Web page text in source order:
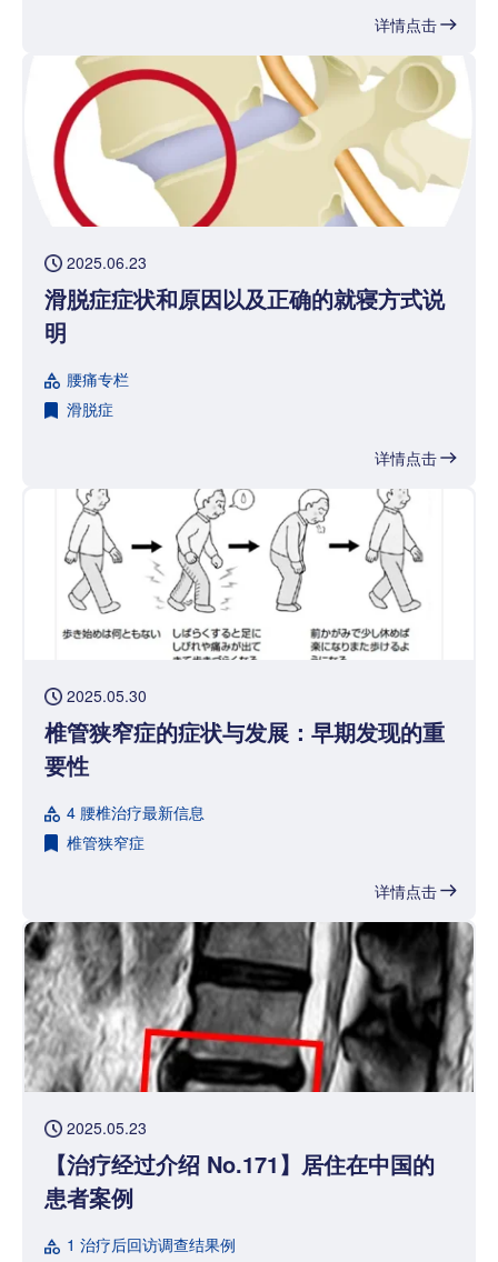
详情点击
2025.06.23
滑脱症症状和原因以及正确的就寝方式说
明
腰痛专栏
滑脱症
详情点击
2025.05.30
椎管狭窄症的症状与发展：早期发现的重
要性
4 腰椎治疗最新信息
椎管狭窄症
详情点击
2025.05.23
【治疗经过介绍 No.171】居住在中国的
患者案例
1 治疗后回访调查结果例